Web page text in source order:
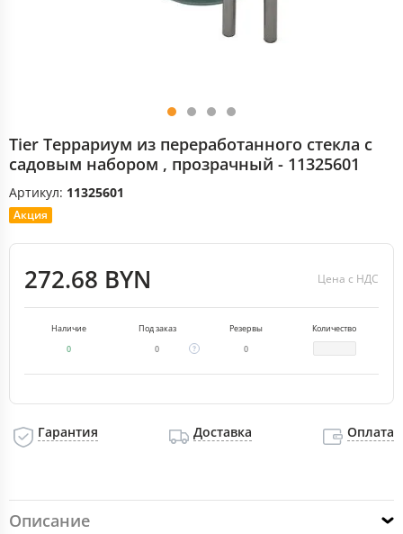
Tier Террариум из переработанного стекла с
садовым набором , прозрачный - 11325601
Артикул: 11325601
Акция
272.68 BYN Цена с НДС
Наличие Под заказ Резервы
Количество
0
0 0
Гарантия Доставка Оплата
Описание